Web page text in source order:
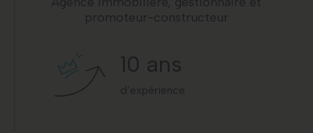
promoteur-constructeur
10 ans
d’expérience